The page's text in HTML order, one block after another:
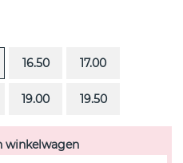
16.50 17.00
19.00 19.50
winkelwagen